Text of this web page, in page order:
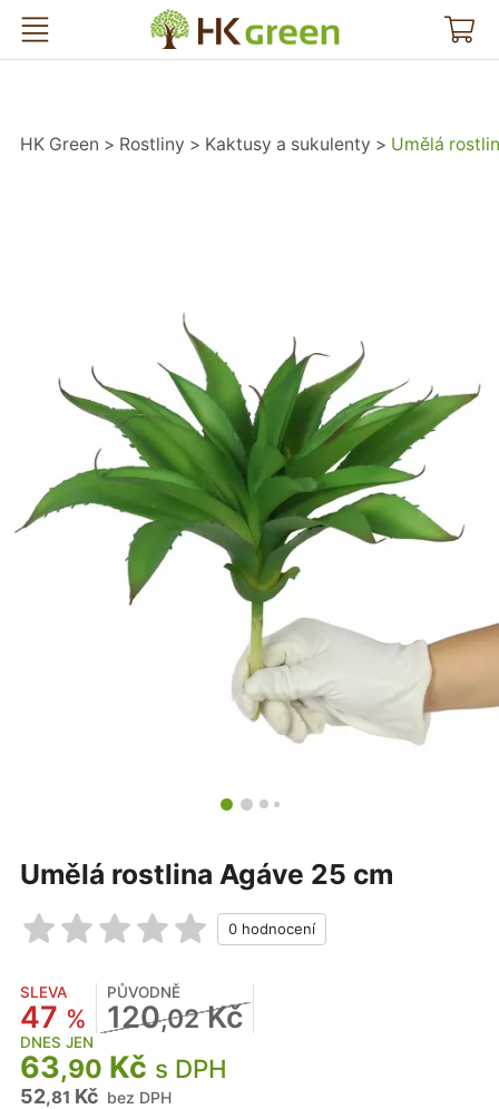
HK Green
HK Green Rostliny Kaktusy a sukulenty Umělá
Umělá rostlina Agáve 25 cm
SLEVA
47 %
PŮVODNĚ
120,02Kč
DNES JEN
63,90 Kč s DPH
52,81 Kč bez DPH